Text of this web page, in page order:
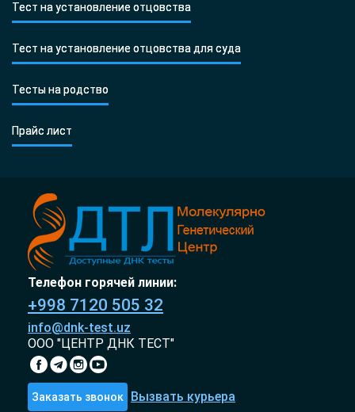
Тест на установление отцовства
Тест на установление отцовства для суда
Тесты на родство
Прайс лист
Телефон горячей линии:
+998 7120 505 32
info@dnk-test.uz
ООО "ЦЕНТР ДНК ТЕСТ"
Заказать звонок Вызвать курьера